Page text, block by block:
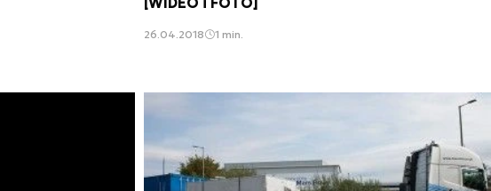
26.04.2018 1 min.